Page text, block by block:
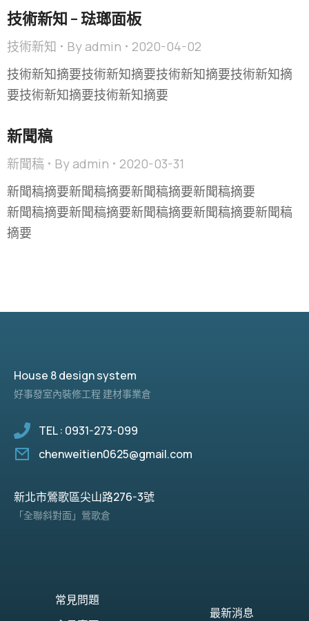
技術新知 – 琺瑯面板
技術新知 By admin
2020-04-02
技術新知摘要技術新知摘要技術新知摘要技術新知摘
要技術新知摘要技術新知摘要
新聞稿
新聞稿 By admin
2020-03-31
新聞稿摘要新聞稿摘要新聞稿摘要新聞稿摘要
新聞稿摘要新聞稿摘要新聞稿摘要新聞稿摘要新聞稿
摘要
House 8 design system
好事發室內裝修工程 建材事業倉
TEL : 0931-273-099
chenweitien0625@gmail.com
新北市鶯歌區尖山路276-3號
「全聯斜對面」鶯歌倉
常見問題
最新消息